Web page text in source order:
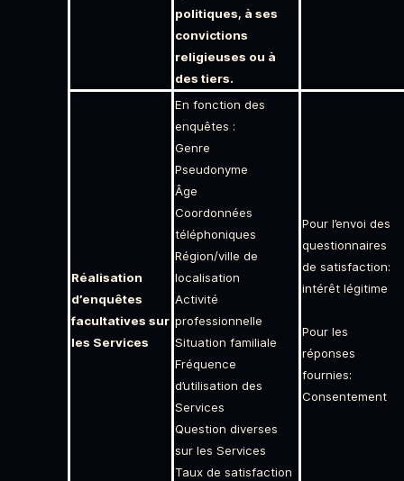
politiques, à ses
convictions
religieuses ou à
des tiers.
Réalisation
d’enquêtes
facultatives sur
les Services
En fonction des
enquêtes :
Genre
Pseudonyme
Âge
Coordonnées
téléphoniques
Région/ville de
localisation
Activité
professionnelle
Situation familiale
Fréquence
d’utilisation des
Services
Question diverses
sur les Services
Taux de satisfaction
Pour l’envoi des
questionnaires
de satisfaction:
intérêt légitime
Pour les
réponses
fournies:
Consentement